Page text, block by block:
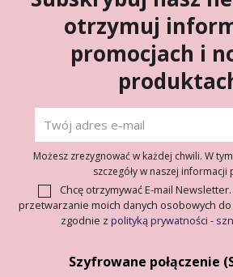
otrzymuj
promocjach i
Możesz zrezygnować w każdej chwili. W
szczegóły w naszej informacji
Chcę otrzymywać E-mail
przetwarzanie moich danych osobowych
zgodnie z polityką prywatności -
Szyfrowane połączenie